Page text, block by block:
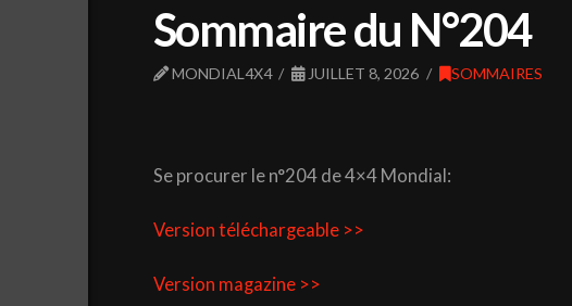
Sommaire du N°204
MONDIAL4X4 JUILLET 8, 2026 SOMMAIRES
Se procurer le n°204 de 4×4 Mondial:
Version téléchargeable >>
Version magazine >>